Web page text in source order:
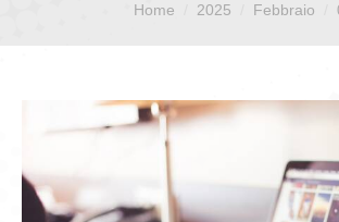
ISCRIZIONE E VANTAGGI
CATEGORIE SINDACALI
GIOVEDÌ GASTRONOMICI
Home 2025 Febbraio